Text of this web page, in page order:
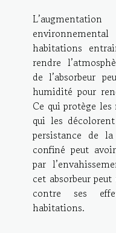
habitations
rendre
de l’absorbeur
humidité pour
Ce qui protège
qui les
persistance de
confiné peut
par
cet absorbeur
contre ses
habitations.